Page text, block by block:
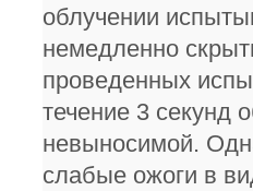
облучении
немедленно
проведенных
течение 3 секунд
невыносимой.
слабые ожоги в